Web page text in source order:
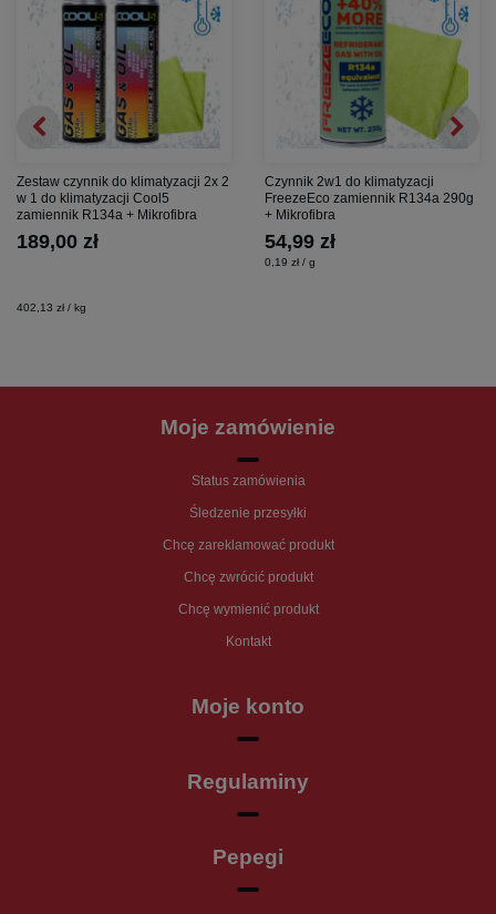
Zestaw czynnik do klimatyzacji 2x 2
w 1 do klimatyzacji Cool5
zamiennik R134a + Mikrofibra
189,00 zł
402,13 zł / kg
Czynnik 2w1 do klimatyzacji
FreezeEco zamiennik R134a 290g
+ Mikrofibra
54,99 zł
0,19 zł / g
Moje zamówienie
Status zamówienia
Śledzenie przesyłki
Chcę zareklamować produkt
Chcę zwrócić produkt
Chcę wymienić produkt
Kontakt
Moje konto
Regulaminy
Pepegi